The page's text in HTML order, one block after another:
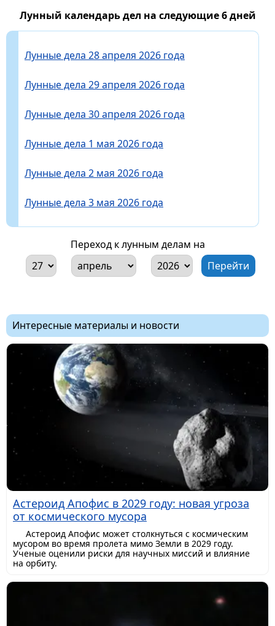
Лунный календарь дел на следующие 6 дней
Лунные дела 28 апреля 2026 года
Лунные дела 29 апреля 2026 года
Лунные дела 30 апреля 2026 года
Лунные дела 1 мая 2026 года
Лунные дела 2 мая 2026 года
Лунные дела 3 мая 2026 года
Переход к лунным делам на
Интересные материалы и новости
Астероид Апофис в 2029 году: новая угроза
от космического мусора
Астероид Апофис может столкнуться с космическим
мусором во время пролета мимо Земли в 2029 году.
Ученые оценили риски для научных миссий и влияние
на орбиту.